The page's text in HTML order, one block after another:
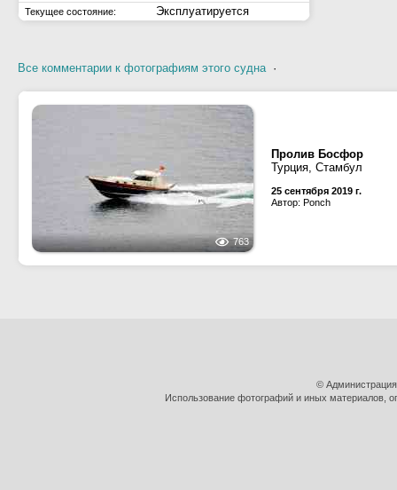
Текущее состояние: Эксплуатируется
Все комментарии к фотографиям этого судна·
763
Пролив Босфор
Турция, Стамбул
25 сентября 2019 г.
Автор: Ponch
©
Использование фотографий и иных материалов,